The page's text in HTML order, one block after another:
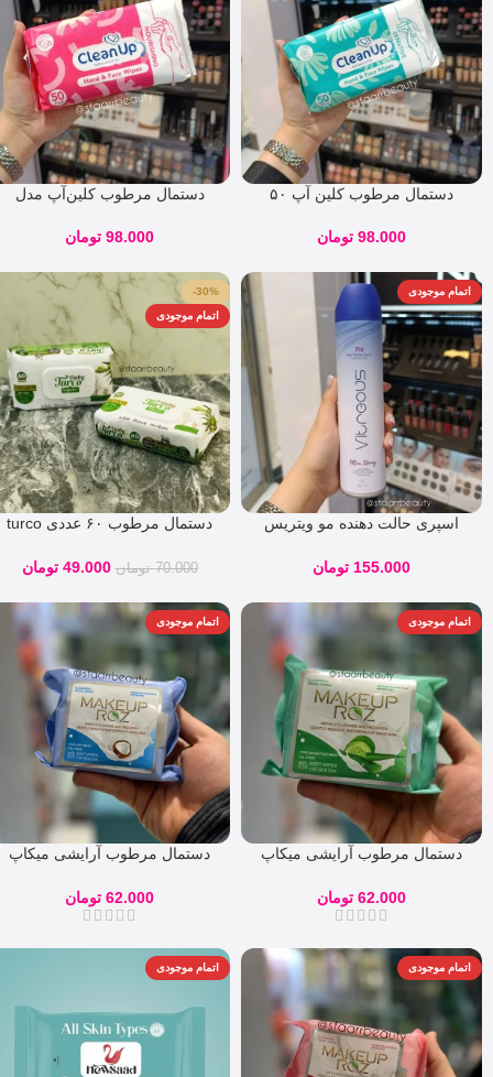
دستمال مرطوب کلین آپ ۵۰
98.000 تومان
دستمال مرطوب کلین‌آپ مدل
98.000 تومان
اتمام موجودی
اسپری حالت دهنده مو ویتریس
155.000 تومان
-30%
اتمام موجودی
دستمال مرطوب ۶۰ عددی turco
70.000 تومان 49.000 تومان
اتمام موجودی
دستمال مرطوب آرایشی میکاپ
62.000 تومان
اتمام موجودی
دستمال مرطوب آرایشی میکاپ
62.000 تومان
اتمام موجودی اتمام موجودی